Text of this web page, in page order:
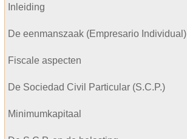
Inleiding
De eenmanszaak (Empresario Individual)
Fiscale aspecten
De Sociedad Civil Particular (S.C.P.)
Minimumkapitaal